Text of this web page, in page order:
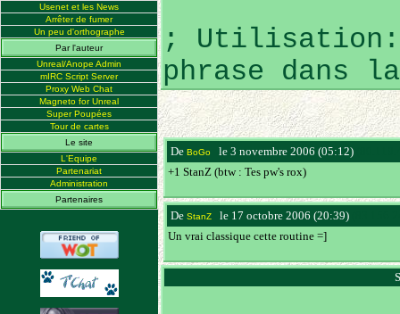
Usenet et les News
Arrêter de fumer
Un peu d'orthographe
Par l'auteur
Unreal/Anope Admin
mIRC Script Server
Proxy Web Chat
Magneto for Unreal
Super Poupées
Tour de cartes
Le site
L'Equipe
Partenariat
Administration
Partenaires
; Utilisation:
phrase dans
De BoGo le 3 novembre 2006 (05:12)
+1 StanZ (btw : Tes pw's rox)
De StanZ le 17 octobre 2006 (20:39)
Un vrai classique cette routine =]